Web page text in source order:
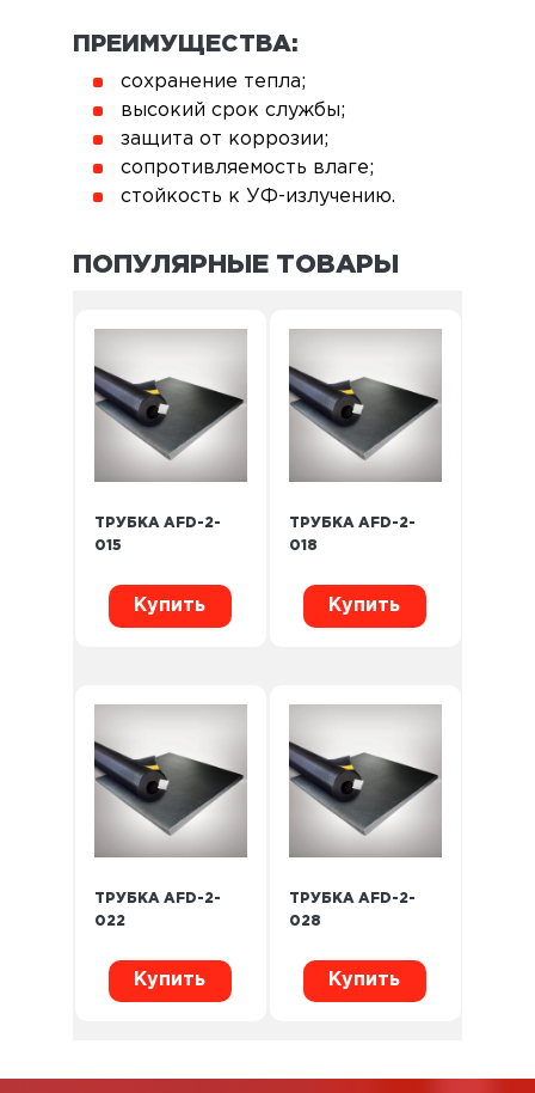
ПРЕИМУЩЕСТВА:
сохранение тепла;
высокий срок службы;
защита от коррозии;
сопротивляемость влаге;
стойкость к УФ-излучению.
ПОПУЛЯРНЫЕ ТОВАРЫ
ТРУБКА AFD-2-
015
Купить
ТРУБКА AFD-2-
018
Купить
ТРУБКА AFD-2-
022
Купить
ТРУБКА AFD-2-
028
Купить